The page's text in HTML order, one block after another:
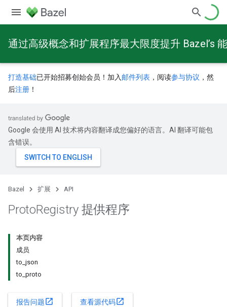
通过高级概念和扩展程序最大限度提升 Bazel’s
打造基础已开始招募创始会员！加入 邮件列表 ，阅读参与协议 ，然
后注册 ！
Google 会使用 AI 技术将内容翻译成您偏好的语言。AI 翻译可能包
含错误。
Bazel 扩展 API
ProtoRegistry 提供程序
本页内容
成员
to_json
to_proto
报告问题open_in_new 查看源代码open_in_new